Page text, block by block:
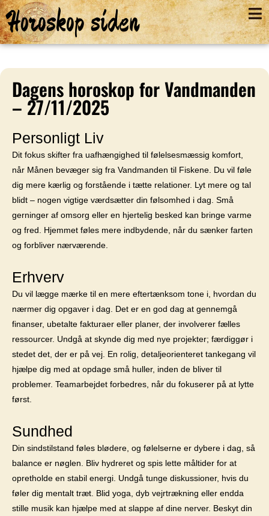
Horoskop siden
Dagens horoskop for Vandmanden
– 27/11/2025
Personligt Liv
Dit fokus skifter fra uafhængighed til følelsesmæssig komfort,
når Månen bevæger sig fra Vandmanden til Fiskene. Du vil føle
dig mere kærlig og forstående i tætte relationer. Lyt mere og tal
blidt – nogen vigtige værdsætter din følsomhed i dag. Små
gerninger af omsorg eller en hjertelig besked kan bringe varme
og fred. Hjemmet føles mere indbydende, når du sænker farten
og forbliver nærværende.
Erhverv
Du vil lægge mærke til en mere eftertænksom tone i, hvordan du
nærmer dig opgaver i dag. Det er en god dag at gennemgå
finanser, ubetalte fakturaer eller planer, der involverer fælles
ressourcer. Undgå at skynde dig med nye projekter; færdiggør i
stedet det, der er på vej. En rolig, detaljeorienteret tankegang vil
hjælpe dig med at opdage små huller, inden de bliver til
problemer. Teamarbejdet forbedres, når du fokuserer på at lytte
først.
Sundhed
Din sindstilstand føles blødere, og følelserne er dybere i dag, så
balance er nøglen. Bliv hydreret og spis lette måltider for at
opretholde en stabil energi. Undgå tunge diskussioner, hvis du
føler dig mentalt træt. Blid yoga, dyb vejrtrækning eller endda
stille musik kan hjælpe med at slappe af dine nerver. Beskyt din